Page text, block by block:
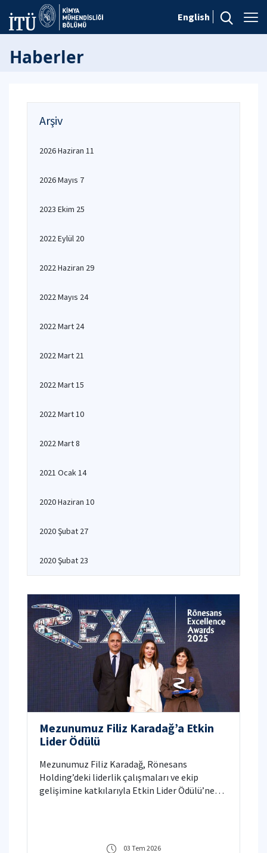
English
Haberler
Arşiv
2026 Haziran 11
2026 Mayıs 7
2023 Ekim 25
2022 Eylül 20
2022 Haziran 29
2022 Mayıs 24
2022 Mart 24
2022 Mart 21
2022 Mart 15
2022 Mart 10
2022 Mart 8
2021 Ocak 14
2020 Haziran 10
2020 Şubat 27
2020 Şubat 23
Mezunumuz Filiz Karadağ’a Etkin
Lider Ödülü
Mezunumuz Filiz Karadağ, Rönesans
Holding’deki liderlik çalışmaları ve ekip
gelişimine katkılarıyla Etkin Lider Ödülü’ne
03 Tem 2026